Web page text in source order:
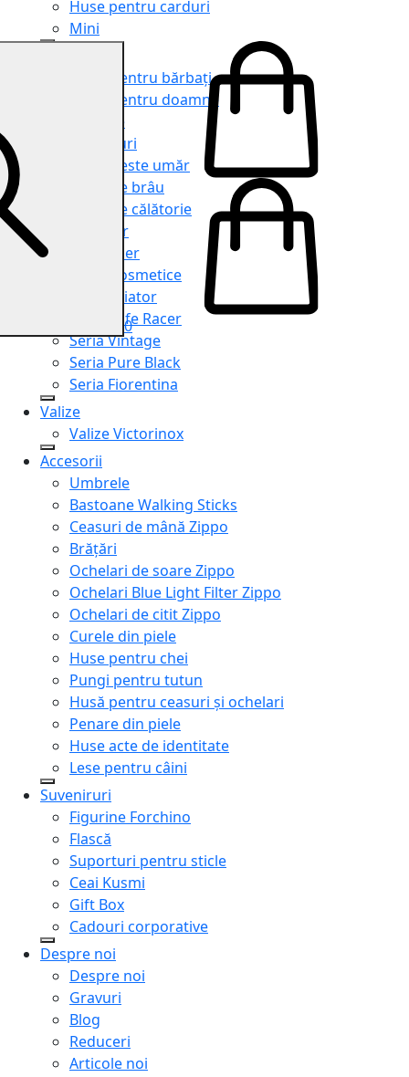
Huse pentru carduri
Mini
Genți pentru bărbați
Genți pentru doamne
Serviete
Rucsacuri
Genți peste umăr
Genți de brâu
Genți de călătorie
Shopper
Organiser
Truse cosmetice
Seria Aviator
Seria Cafe Racer
Seria Vintage
Seria Pure Black
Seria Fiorentina
Valize
Valize Victorinox
Accesorii
Umbrele
Bastoane Walking Sticks
Ceasuri de mână Zippo
Brățări
Ochelari de soare Zippo
Ochelari Blue Light Filter Zippo
Ochelari de citit Zippo
Curele din piele
Huse pentru chei
Pungi pentru tutun
Husă pentru ceasuri și ochelari
Penare din piele
Huse acte de identitate
Lese pentru câini
Suveniruri
Figurine Forchino
Flască
Suporturi pentru sticle
Ceai Kusmi
Gift Box
Cadouri corporative
Despre noi
Despre noi
Gravuri
Blog
Reduceri
Articole noi
0